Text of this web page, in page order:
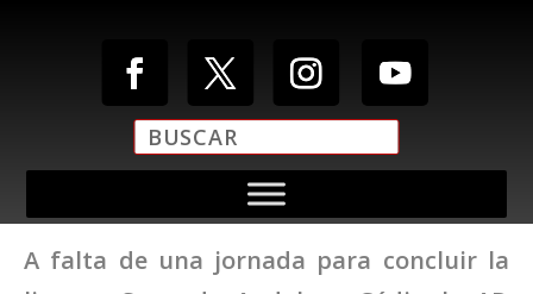
A falta de una jornada para concluir la